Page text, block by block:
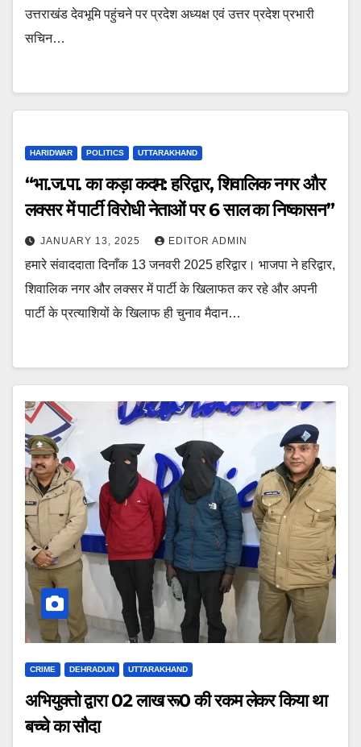
उत्तराखंड देवभूमि पहुंचने पर प्रदेश अध्यक्ष एवं उत्तर प्रदेश प्रभारी
सचिन…
HARIDWAR POLITICS UTTARAKHAND
“भा.ज.पा. का कड़ा कदम: हरिद्वार, शिवालिक नगर और
लक्सर में पार्टी विरोधी नेताओं पर 6 साल का निष्कासन”
JANUARY 13, 2025 EDITOR ADMIN
हमारे संवाददाता दिनाँक 13 जनवरी 2025 हरिद्वार। भाजपा ने हरिद्वार,
शिवालिक नगर और लक्सर में पार्टी के खिलाफत कर रहे और अपनी
पार्टी के प्रत्याशियों के खिलाफ ही चुनाव मैदान…
CRIME DEHRADUN UTTARAKHAND
अभियुक्तो द्वारा 02 लाख रू0 की रकम लेकर किया था
बच्चे का सौदा